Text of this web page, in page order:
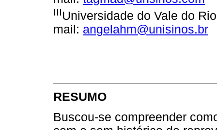
IIIUniversidade do Vale do
mail: angelahm@unisinos.br
RESUMO
Buscou-se compreender